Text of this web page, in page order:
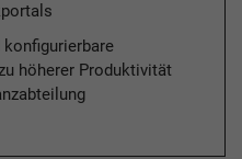
höherer Produktivität